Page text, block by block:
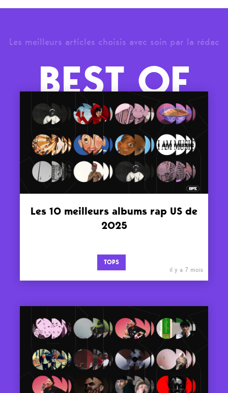
Les meilleurs articles choisis avec soin par la rédac
BEST OF
Les 10 meilleurs albums rap US de
2025
TOPS
il y a 7 mois